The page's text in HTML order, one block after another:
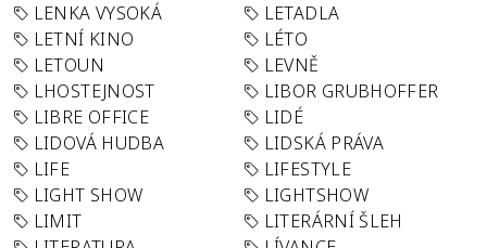
LENKA VYSOKÁ
LETADLA
LETNÍ KINO
LÉTO
LETOUN
LEVNĚ
LHOSTEJNOST
LIBOR GRUBHOFFER
LIBRE OFFICE
LIDÉ
LIDOVÁ HUDBA
LIDSKÁ PRÁVA
LIFE
LIFESTYLE
LIGHT SHOW
LIGHTSHOW
LIMIT
LITERÁRNÍ ŠLEH